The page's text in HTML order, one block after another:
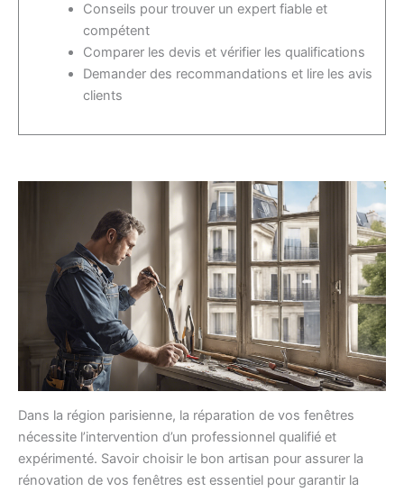
Conseils pour trouver un expert fiable et
compétent
Comparer les devis et vérifier les qualifications
Demander des recommandations et lire les avis
clients
Dans la région parisienne, la réparation de vos fenêtres
nécessite l’intervention d’un professionnel qualifié et
expérimenté. Savoir choisir le bon artisan pour assurer la
rénovation de vos fenêtres est essentiel pour garantir la